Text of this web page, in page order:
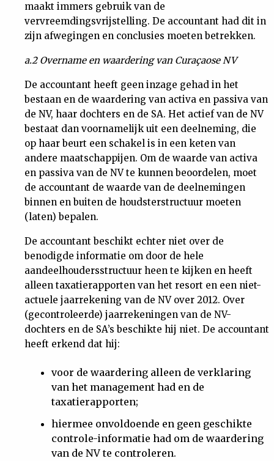
maakt immers gebruik van de
vervreemdingsvrijstelling. De accountant had dit in
zijn afwegingen en conclusies moeten betrekken.
a.2 Overname en waardering van Curaçaose NV
De accountant heeft geen inzage gehad in het
bestaan en de waardering van activa en passiva van
de NV, haar dochters en de SA. Het actief van de NV
bestaat dan voornamelijk uit een deelneming, die
op haar beurt een schakel is in een keten van
andere maatschappijen. Om de waarde van activa
en passiva van de NV te kunnen beoordelen, moet
de accountant de waarde van de deelnemingen
binnen en buiten de houdsterstructuur moeten
(laten) bepalen.
De accountant beschikt echter niet over de
benodigde informatie om door de hele
aandeelhoudersstructuur heen te kijken en heeft
alleen taxatierapporten van het resort en een niet-
actuele jaarrekening van de NV over 2012. Over
(gecontroleerde) jaarrekeningen van de NV-
dochters en de SA’s beschikte hij niet. De accountant
heeft erkend dat hij:
voor de waardering alleen de verklaring
van het management had en de
taxatierapporten;
hiermee onvoldoende en geen geschikte
controle-informatie had om de waardering
van de NV te controleren.